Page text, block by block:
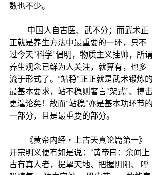
数也不少。
中国人自古医、武不分；而武术正
正就是养生方法中最重要的一环，只不
过今天“科学”倡明，物质主义挂帅，所谓
养生观念已鲜为人关注，就算有，也多
流于形式了。“站稳”正正就是武术锻炼的
最基本要求，站不稳则奢言“架式”、搏击
更遑论矣！故而“站稳”亦是基本功环节的
一部分，且是最重要的部分。
《黄帝内经‧上古天真论篇第一》
开宗明义便有如是说：“黄帝曰：余闻上
古有真人者，提挈天地、把握阴阳、 呼